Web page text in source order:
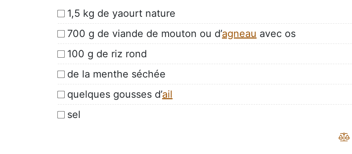
1,5 kg de yaourt nature
700 g de viande de mouton ou d’agneau avec os
100 g de riz rond
de la menthe séchée
quelques gousses d’ail
sel